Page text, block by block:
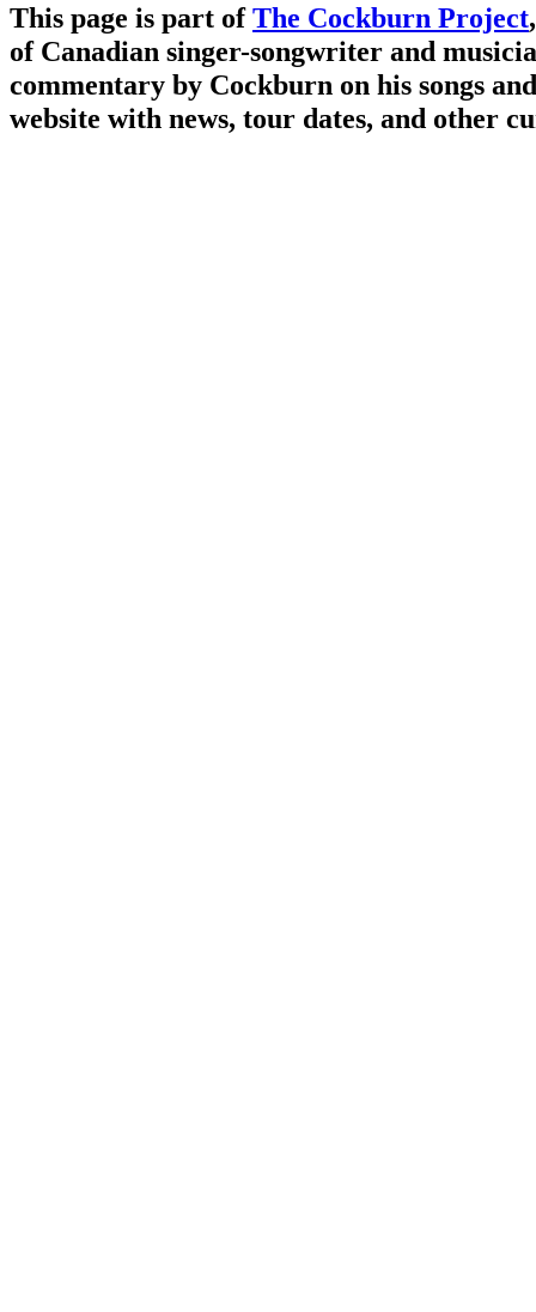
This page is part ofThe Cockburn Project
of Canadian singer-songwriter and
commentary by Cockburn on his songs
website with news, tour dates, and other